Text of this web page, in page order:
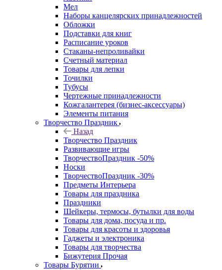
Мел
Наборы канцелярских принадлежностей
Обложки
Подставки для книг
Расписание уроков
Стаканы-непроливайки
Счетный материал
Товары для лепки
Точилки
Тубусы
Чертежные принадлежности
Кожгалантерея (бизнес-аксессуары)
Элементы питания
Творчество Праздник
Назад
Творчество Праздник
Развивающие игры
ТворчествоПраздник -50%
Носки
ТворчествоПраздник -30%
Предметы Интерьера
Товары для праздника
Праздники
Шейкеры, термосы, бутылки для воды
Товары для дома, посуда и пр.
Товары для красоты и здоровья
Гаджеты и электроника
Товары для творчества
Бижутерия Прочая
Товары Бурятии